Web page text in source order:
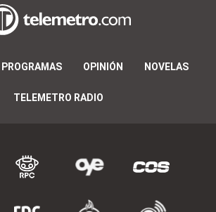
PROGRAMAS OPINIÓN NOVELAS
TELEMETRO RADIO